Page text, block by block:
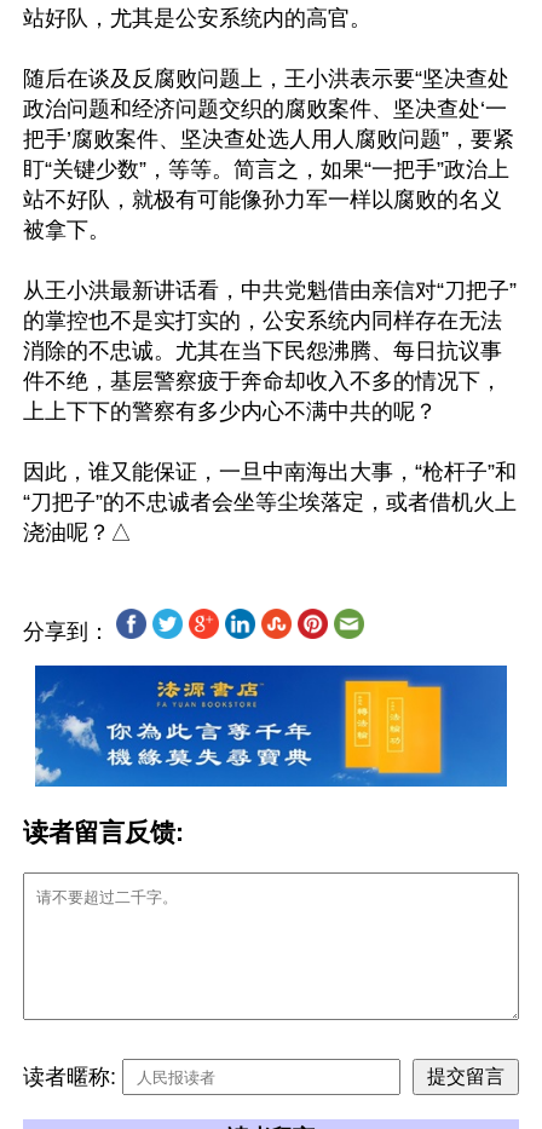
站好队，尤其是公安系统内的高官。
随后在谈及反腐败问题上，王小洪表示要“坚决查处
政治问题和经济问题交织的腐败案件、坚决查处‘一
把手’腐败案件、坚决查处选人用人腐败问题”，要紧
盯“关键少数”，等等。简言之，如果“一把手”政治上
站不好队，就极有可能像孙力军一样以腐败的名义
被拿下。
从王小洪最新讲话看，中共党魁借由亲信对“刀把子”
的掌控也不是实打实的，公安系统内同样存在无法
消除的不忠诚。尤其在当下民怨沸腾、每日抗议事
件不绝，基层警察疲于奔命却收入不多的情况下，
上上下下的警察有多少内心不满中共的呢？
因此，谁又能保证，一旦中南海出大事，“枪杆子”和
“刀把子”的不忠诚者会坐等尘埃落定，或者借机火上
分享到：
读者留言反馈:
读者暱称: